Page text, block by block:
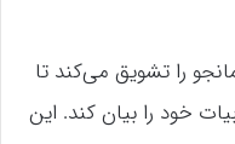
را تشویق می‌کند تا
خود را بیان کند. این